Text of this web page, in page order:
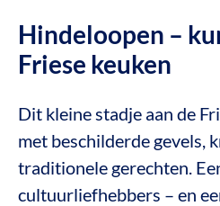
Hindeloopen –
Friese keuken
Dit kleine stadje aan de
met beschilderde gevels,
traditionele gerechten.
cultuurliefhebbers – en